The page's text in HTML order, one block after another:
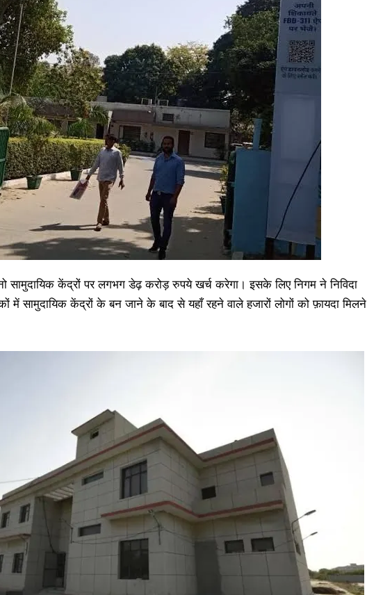
सामुदायिक केंद्रों पर लगभग डेढ़ करोड़ रुपये खर्च करेगा। इसके लिए निगम ने निविदा
में सामुदायिक केंद्रों के बन जाने के बाद से यहाँ रहने वाले हजारों लोगों को फ़ायदा मिलने